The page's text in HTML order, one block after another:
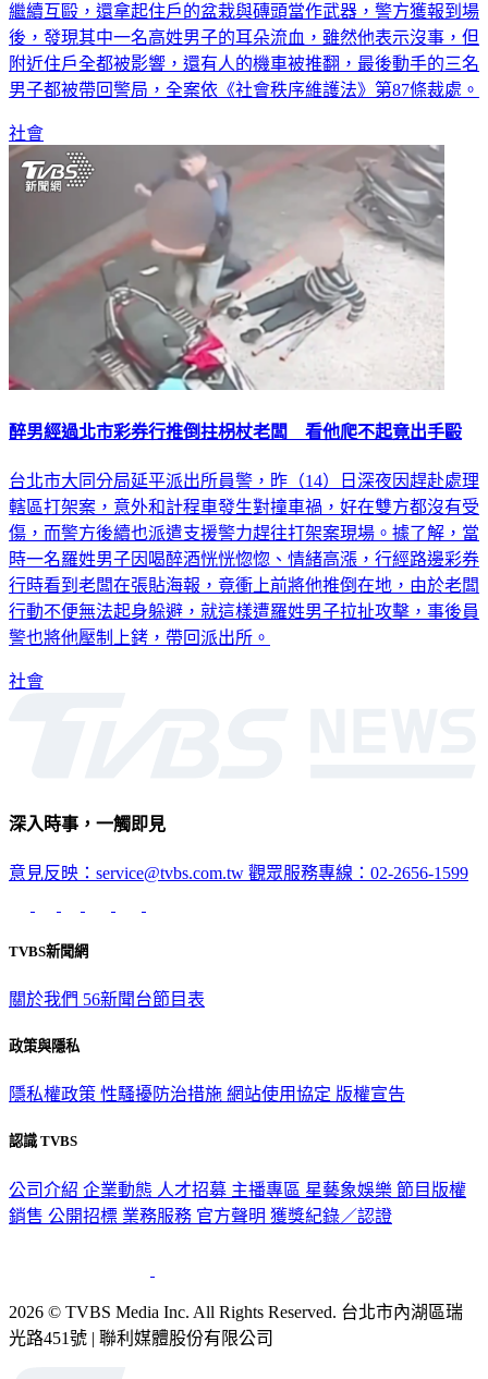
繼續互毆，還拿起住戶的盆栽與磚頭當作武器，警方獲報到場
後，發現其中一名高姓男子的耳朵流血，雖然他表示沒事，但
附近住戶全都被影響，還有人的機車被推翻，最後動手的三名
男子都被帶回警局，全案依《社會秩序維護法》第87條裁處。
社會
醉男經過北市彩券行推倒拄枴杖老闆 看他爬不起竟出手毆
台北市大同分局延平派出所員警，昨（14）日深夜因趕赴處理
轄區打架案，意外和計程車發生對撞車禍，好在雙方都沒有受
傷，而警方後續也派遣支援警力趕往打架案現場。據了解，當
時一名羅姓男子因喝醉酒恍恍惚惚、情緒高漲，行經路邊彩券
行時看到老闆在張貼海報，竟衝上前將他推倒在地，由於老闆
行動不便無法起身躲避，就這樣遭羅姓男子拉扯攻擊，事後員
警也將他壓制上銬，帶回派出所。
社會
深入時事，一觸即見
意見反映：service@tvbs.com.tw 觀眾服務專線：02-2656-1599
TVBS新聞網
關於我們 56新聞台節目表
政策與隱私
隱私權政策 性騷擾防治措施 網站使用協定 版權宣告
認識 TVBS
公司介紹 企業動態 人才招募 主播專區 星藝象娛樂 節目版權
銷售 公開招標 業務服務 官方聲明 獲獎紀錄／認證
2026 © TVBS Media Inc. All Rights Reserved. 台北市內湖區瑞
光路451號 | 聯利媒體股份有限公司